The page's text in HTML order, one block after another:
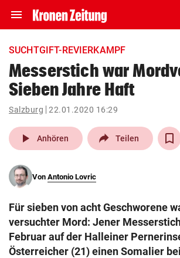
menu Navigation
ein-/ausklappen
account_circle Anmelden
pin_drop
Wien
search
eingeben
SUCHTGIFT-REVIERKAMPF
Messerstich war
Sieben Jahre Haft
Salzburg 22.01.2020 16:29
play_arrow Anhören Teilen
Von Antonio Lovric
Für sieben von acht Geschworene
versuchter Mord: Jener
Februar auf der Halleiner
Österreicher (21) einen Somalier